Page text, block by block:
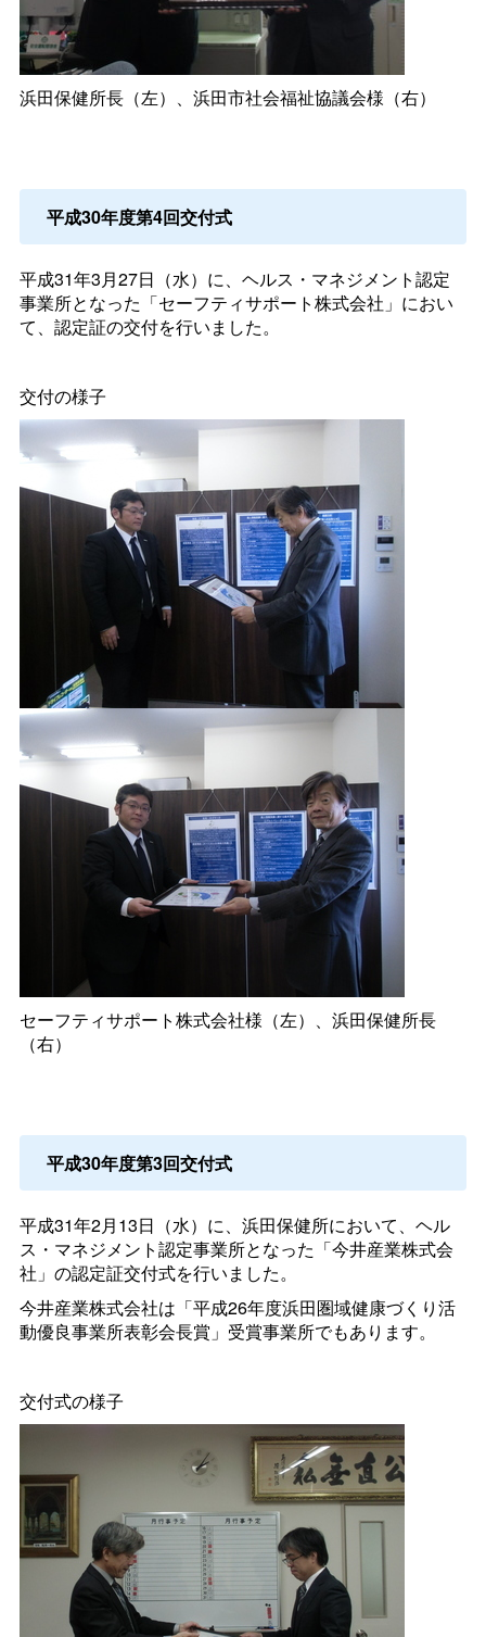
浜田保健所長（左）、浜田市社会福祉協議会様（右）
平成30年度第4回交付式
平成31年3月27日（水）に、ヘルス・マネジメント認定
事業所となった「セーフティサポート株式会社」におい
て、認定証の交付を行いました。
交付の様子
セーフティサポート株式会社様（左）、浜田保健所長
（右）
平成30年度第3回交付式
平成31年2月13日（水）に、浜田保健所において、ヘル
ス・マネジメント認定事業所となった「今井産業株式会
社」の認定証交付式を行いました。
今井産業株式会社は「平成26年度浜田圏域健康づくり活
動優良事業所表彰会長賞」受賞事業所でもあります。
交付式の様子